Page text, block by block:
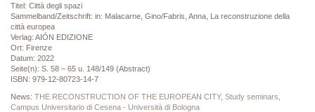
Titel: Città degli spazi
Sammelband/Zeitschrift: in: Malacarne, Gino/Fabris, Anna, La reconstruzione della
città europea
Verlag: AIÓN EDIZIONE
Ort: Firenze
Datum: 2022
Seite(n): S. 58 – 65 u. 148/149 (Abstract)
ISBN: 979-12-80723-14-7
News: THE RECONSTRUCTION OF THE EUROPEAN CITY, Study seminars,
Campus Universitario di Cesena - Università di Bologna